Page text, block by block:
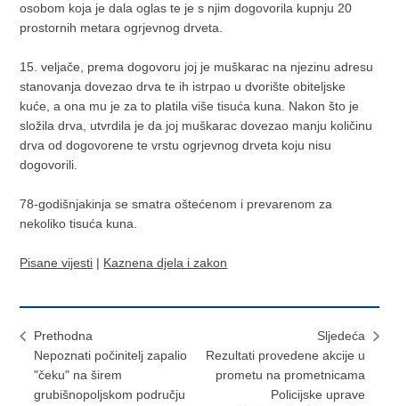
osobom koja je dala oglas te je s njim dogovorila kupnju 20
prostornih metara ogrjevnog drveta.
15. veljače, prema dogovoru joj je muškarac na njezinu adresu
stanovanja dovezao drva te ih istrpao u dvorište obiteljske
kuće, a ona mu je za to platila više tisuća kuna. Nakon što je
složila drva, utvrdila je da joj muškarac dovezao manju količinu
drva od dogovorene te vrstu ogrjevnog drveta koju nisu
dogovorili.
78-godišnjakinja se smatra oštećenom i prevarenom za
nekoliko tisuća kuna.
Pisane vijesti | Kaznena djela i zakon
Prethodna
Nepoznati počinitelj zapalio
"čeku" na širem
grubišnopoljskom području
Sljedeća
Rezultati provedene akcije u
prometu na prometnicama
Policijske uprave